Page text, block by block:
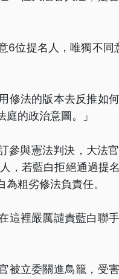
6位提名人，唯獨不
修法的版本去反推如
的政治意圖。」
參與憲法判決，大法
，若藍白拒絕通過提
粗劣修法負責任。
這裡嚴厲譴責藍白聯
被立委關進鳥籠，受